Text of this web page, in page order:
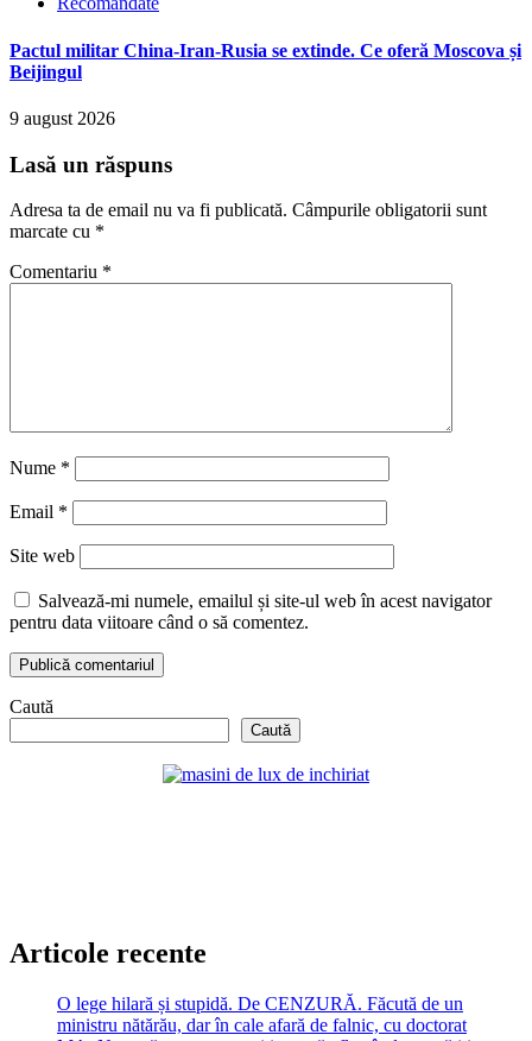
Pactul militar China-Iran-Rusia se extinde. Ce oferă Moscova și
Beijingul
9 august 2026
Lasă un răspuns
Adresa ta de email nu va fi publicată. Câmpurile obligatorii sunt
marcate cu *
Comentariu *
Nume *
Email *
Site web
Salvează-mi numele, emailul și site-ul web în acest navigator
pentru data viitoare când o să comentez.
Caută
Caută
Articole recente
O lege hilară și stupidă. De CENZURĂ. Făcută de un
ministru nătărău, dar în cale afară de falnic, cu doctorat